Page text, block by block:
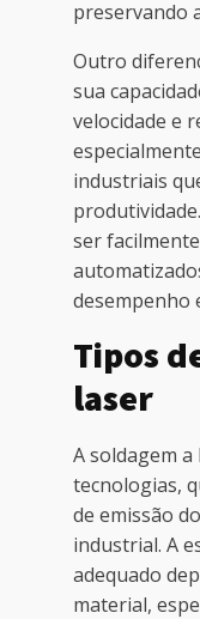
preservando
Outro
sua
velocidade e
industriais
ser
desempenho
Tipos
laser
A soldagem
tecnologias,
de emissão
industrial. A
adequado
material,